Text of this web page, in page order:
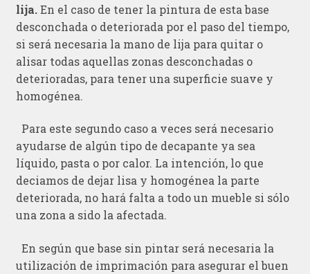
lija.En el caso de tener la pintura de esta base
desconchada o deteriorada por el paso del tiempo,
si será necesaria la mano de lija para quitar o
alisar todas aquellas zonas desconchadas o
deterioradas, para tener una superficie suave y
homogénea.
Para este segundo caso a veces será necesario
ayudarse de algún tipo de decapante ya sea
líquido, pasta o por calor. La intención, lo que
deciamos de dejar lisa y homogénea la parte
deteriorada, no hará falta a todo un mueble si sólo
una zona a sido la afectada.
En según que base sin pintar será necesaria la
utilización de imprimación para asegurar el buen